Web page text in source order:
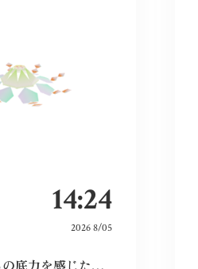
14:24
2026 8/05
広島の人たちの底力を感じた。今私たちはそれを受け継ぐことができているのだろうか。平和とは何か、問い続けたい。